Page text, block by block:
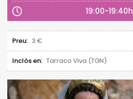
19:00-19:40h
Preu: 3 €
Inclòs en: Tarraco Viva (TGN)